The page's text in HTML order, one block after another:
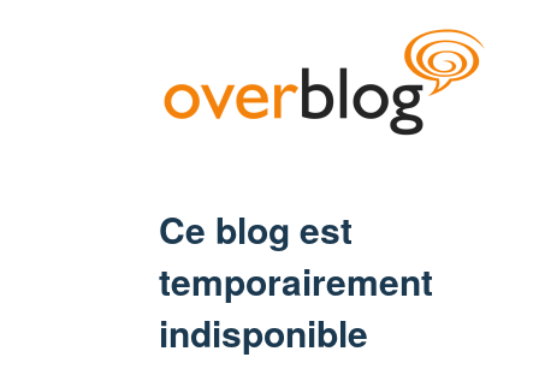
Ce blog est
temporairement
indisponible